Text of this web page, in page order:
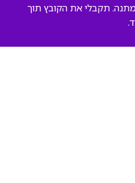
תקבלי את הקובץ תוך